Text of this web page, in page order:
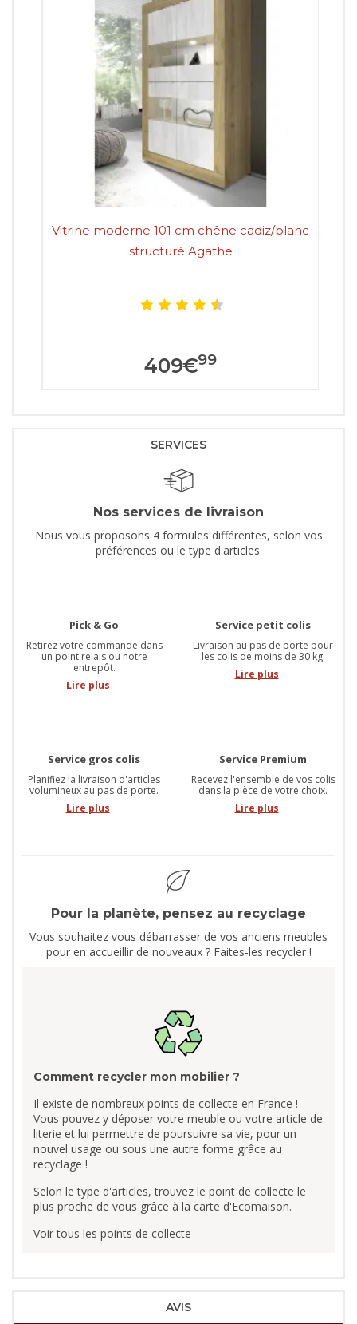
Vitrine moderne 101 cm chêne cadiz/blanc
structuré Agathe
409€99
SERVICES
Nos services de livraison
Nous vous proposons 4 formules différentes, selon vos
préférences ou le type d'articles.
Pick & Go
Retirez votre commande dans
un point relais ou notre
entrepôt.
Lire plus
Service petit colis
Livraison au pas de porte pour
les colis de moins de 30 kg.
Lire plus
Service gros colis
Planifiez la livraison d'articles
volumineux au pas de porte.
Lire plus
Service Premium
Recevez l'ensemble de vos colis
dans la pièce de votre choix.
Lire plus
Pour la planète, pensez au recyclage
Vous souhaitez vous débarrasser de vos anciens meubles
pour en accueillir de nouveaux ? Faites-les recycler !
Comment recycler mon mobilier ?
Il existe de nombreux points de collecte en France !
Vous pouvez y déposer votre meuble ou votre article de
literie et lui permettre de poursuivre sa vie, pour un
nouvel usage ou sous une autre forme grâce au
recyclage !
Selon le type d'articles, trouvez le point de collecte le
plus proche de vous grâce à la carte d'Ecomaison.
Voir tous les points de collecte
AVIS